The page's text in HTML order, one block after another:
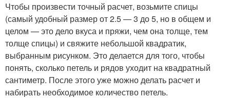
Чтобы произвести точный расчет, возьмите спицы
(самый удобный размер от 2.5 — 3 до 5, но в общем и
целом — это дело вкуса и пряжи, чем она толще, тем
толще спицы) и свяжите небольшой квадратик,
выбранным рисунком. Это делается для того, чтобы
понять, сколько петель и рядов уходит на квадратный
сантиметр. После этого уже можно делать расчет и
набирать необходимое количество петель.